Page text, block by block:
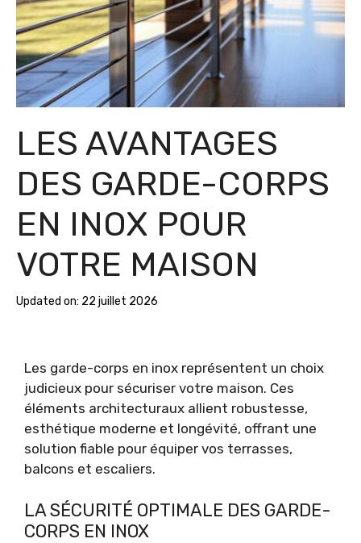
LES AVANTAGES
DES GARDE-CORPS
EN INOX POUR
VOTRE MAISON
Updated on: 22 juillet 2026
Les garde-corps en inox représentent un choix
judicieux pour sécuriser votre maison. Ces
éléments architecturaux allient robustesse,
esthétique moderne et longévité, offrant une
solution fiable pour équiper vos terrasses,
balcons et escaliers.
LA SÉCURITÉ OPTIMALE DES GARDE-
CORPS EN INOX